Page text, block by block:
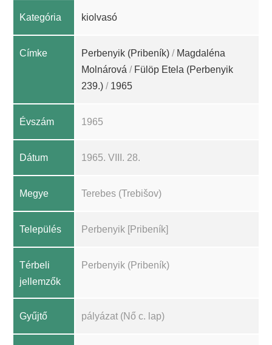
Kategória kiolvasó
Címke Perbenyik (Pribeník) / Magdaléna
Molnárová / Fülöp Etela (Perbenyik
239.) / 1965
Évszám 1965
Dátum 1965. VIII. 28.
Megye Terebes (Trebišov)
Település Perbenyik [Pribeník]
Térbeli
jellemzők
Perbenyik (Pribeník)
Gyűjtő pályázat (Nő c. lap)